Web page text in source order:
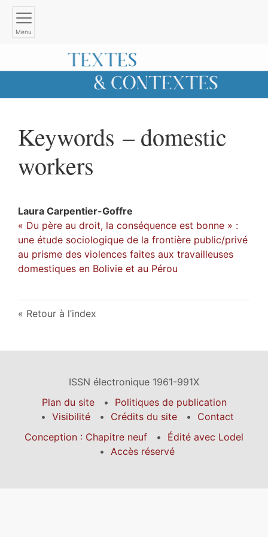
Menu
Keywords – domestic
workers
Laura Carpentier-Goffre
« Du père au droit, la conséquence est bonne » :
une étude sociologique de la frontière public/privé
au prisme des violences faites aux travailleuses
domestiques en Bolivie et au Pérou
Retour à l’index
ISSN électronique 1961-991X
Plan du site
Politiques de publication
Visibilité
Crédits du site
Contact
Conception : Chapitre neuf
Édité avec Lodel
Accès réservé